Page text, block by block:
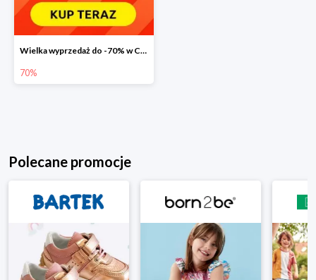
Wielka wyprzedaż do -70% w Carrefour
70%
Polecane promocje